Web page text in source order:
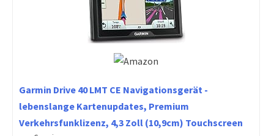
Garmin Drive 40 LMT CE Navigationsgerät -
lebenslange Kartenupdates, Premium
Verkehrsfunklizenz, 4,3 Zoll (10,9cm) Touchscreen